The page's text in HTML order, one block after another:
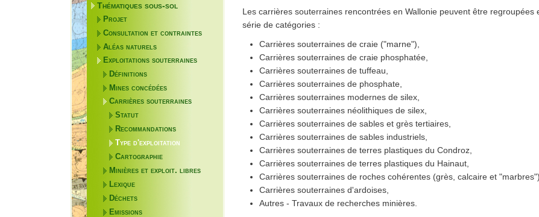
Thématiques sous-sol
Projet
Consultation et contraintes
Aléas naturels
Exploitations souterraines
Définitions
Mines concédées
Carrières souterraines
Statut
Recommandations
Type d'exploitation
Cartographie
Minières et exploit. libres
Lexique
Déchets
Emissions
Les carrières souterraines rencontrées en Wallonie peuvent être regroupées
série de catégories :
Carrières souterraines de craie ("marne"),
Carrières souterraines de craie phosphatée,
Carrières souterraines de tuffeau,
Carrières souterraines de phosphate,
Carrières souterraines modernes de silex,
Carrières souterraines néolithiques de silex,
Carrières souterraines de sables et grès tertiaires,
Carrières souterraines de sables industriels,
Carrières souterraines de terres plastiques du Condroz,
Carrières souterraines de terres plastiques du Hainaut,
Carrières souterraines de roches cohérentes (grès, calcaire et "marbres"),
Carrières souterraines d'ardoises,
Autres - Travaux de recherches minières.